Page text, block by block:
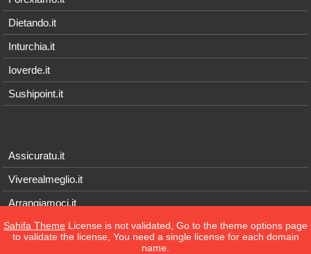
Dietando.it
Inturchia.it
Ioverde.it
Sushipoint.it
Assicuratu.it
Viverealmeglio.it
Arrangiamoci.it
Tecnichef.it
Sahifa Theme License is not validated, Go to the theme options page
to validate the license, You need a single license for each domain
name.